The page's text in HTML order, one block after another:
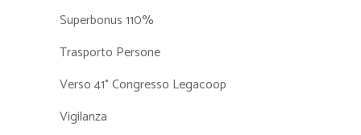
Superbonus 110%
Trasporto Persone
Verso 41° Congresso Legacoop
Vigilanza